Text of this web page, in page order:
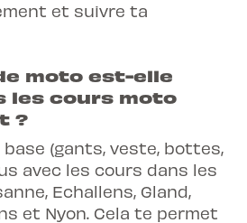
et suivre ta
moto est-elle
les cours moto
?
base (gants, veste, bottes,
avec les cours dans les
Echallens, Gland,
et Nyon. Cela te permet